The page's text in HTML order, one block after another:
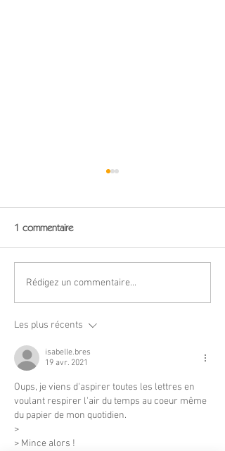
"Sam'di d'écrire" n° 4
1 commentaire
Rédigez un commentaire...
Les plus récents
isabelle.bres
19 avr. 2021
Oups, je viens d'aspirer toutes les lettres en
voulant respirer l'air du temps au coeur même
du papier de mon quotidien.
>
> Mince alors !